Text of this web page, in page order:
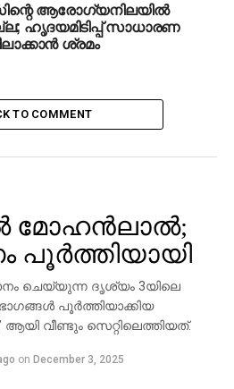
ആരോഗ്യനിലയിൽ
ഹൃദയമിടിപ്പ് സാധാരണ
ശ്രമം
TO COMMENT
മോഹന്‍ലാല്‍;
പൂര്‍ത്തിയായി
ചെയ്യുന്ന ദൃശ്യം 3യിലെ
പൂര്‍ത്തിയാക്കിയ
വീണ്ടും സെറ്റിലെത്തിയത്.
on December 3, 2025